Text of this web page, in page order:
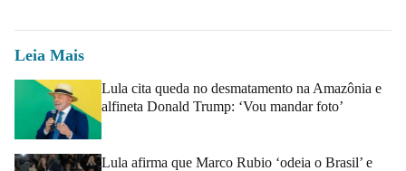
Leia Mais
Lula cita queda no desmatamento na Amazônia e
alfineta Donald Trump: ‘Vou mandar foto’
Lula afirma que Marco Rubio ‘odeia o Brasil’ e